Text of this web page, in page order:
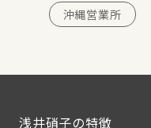
沖縄営業所
浅井硝子の特徴